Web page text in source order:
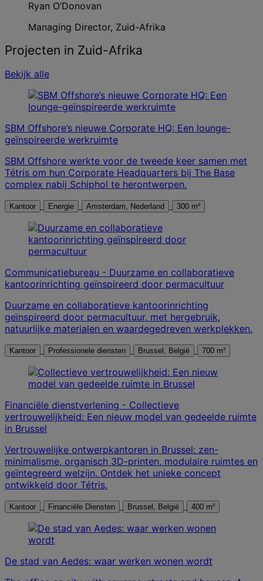
Ryan O’Donovan
Managing Director, Zuid-Afrika
Projecten in Zuid-Afrika
Bekijk alle
SBM Offshore’s nieuwe Corporate HQ: Een lounge-
geïnspireerde werkruimte
SBM Offshore werkte voor de tweede keer samen met
Tétris om hun Corporate Headquarters bij The Base
complex nabij Schiphol te herontwerpen.
Kantoor Energie Amsterdam, Nederland 300 m²
Communicatiebureau - Duurzame en collaboratieve
kantoorinrichting geïnspireerd door permacultuur
Duurzame en collaboratieve kantoorinrichting
geïnspireerd door permacultuur, met hergebruik,
natuurlijke materialen en waardegedreven werkplekken.
Kantoor Professionele diensten Brussel, België 700 m²
Financiële dienstverlening - Collectieve
vertrouwelijkheid: Een nieuw model van gedeelde ruimte
in Brussel
Vertrouwelijke ontwerpkantoren in Brussel: zen-
minimalisme, organisch 3D-printen, modulaire ruimtes en
geïntegreerd welzijn. Ontdek het unieke concept
ontwikkeld door Tétris.
Kantoor Financiële Diensten Brussel, België 400 m²
De stad van Aedes: waar werken wonen wordt